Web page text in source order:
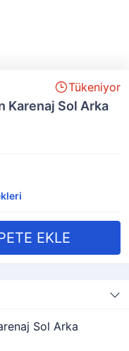
Tükeniyor
Karenaj Sol Arka
Sol Arka